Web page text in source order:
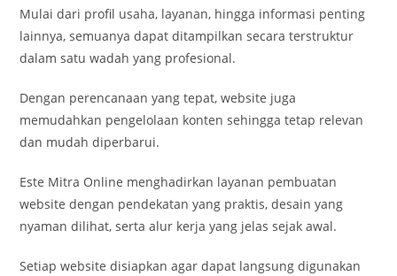
Mulai dari profil usaha, layanan, hingga informasi penting
lainnya, semuanya dapat ditampilkan secara terstruktur
dalam satu wadah yang profesional.
Dengan perencanaan yang tepat, website juga
memudahkan pengelolaan konten sehingga tetap relevan
dan mudah diperbarui.
Este Mitra Online menghadirkan layanan pembuatan
website dengan pendekatan yang praktis, desain yang
nyaman dilihat, serta alur kerja yang jelas sejak awal.
Setiap website disiapkan agar dapat langsung digunakan